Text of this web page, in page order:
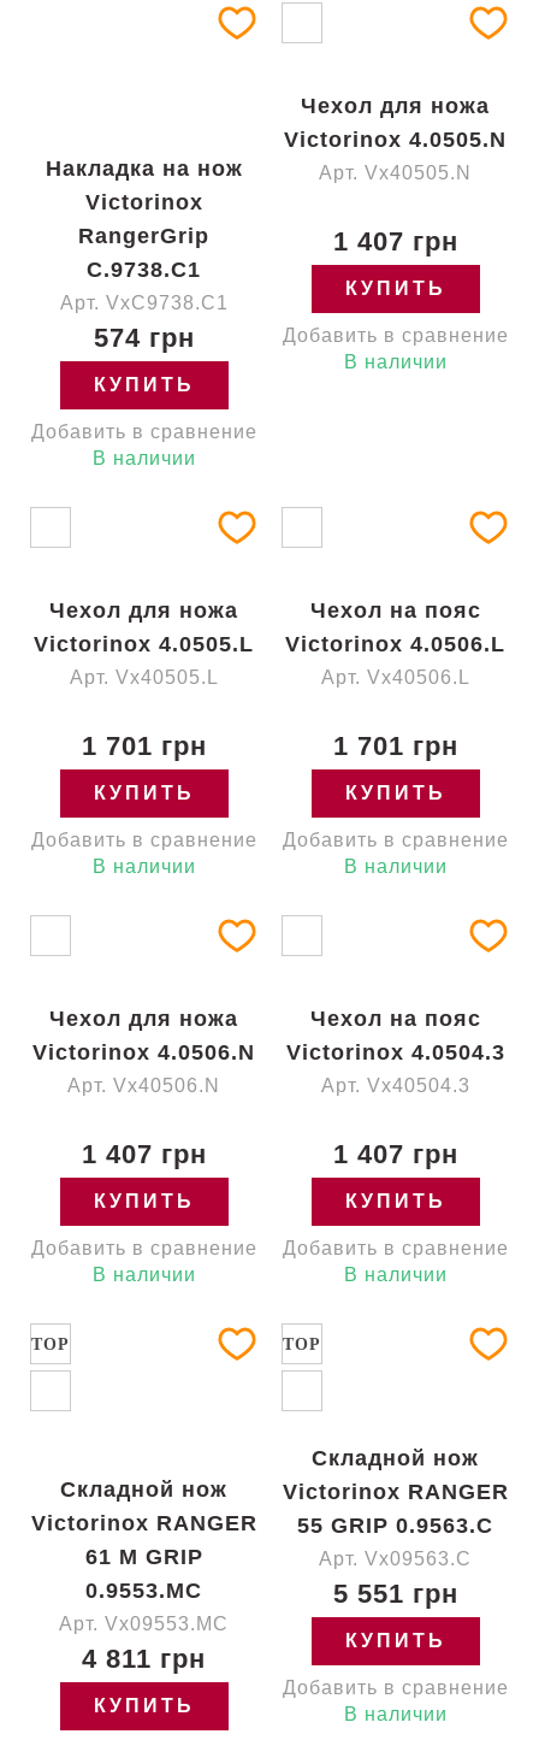
Накладка на нож
Victorinox
RangerGrip
C.9738.C1
Арт. VxC9738.C1
574 грн
КУПИТЬ
Добавить в сравнение
В наличии
Чехол для ножа
Victorinox 4.0505.N
Арт. Vx40505.N
1 407 грн
КУПИТЬ
Добавить в сравнение
В наличии
Чехол для ножа
Victorinox 4.0505.L
Арт. Vx40505.L
1 701 грн
КУПИТЬ
Добавить в сравнение
В наличии
Чехол на пояс
Victorinox 4.0506.L
Арт. Vx40506.L
1 701 грн
КУПИТЬ
Добавить в сравнение
В наличии
Чехол для ножа
Victorinox 4.0506.N
Арт. Vx40506.N
1 407 грн
КУПИТЬ
Добавить в сравнение
В наличии
Чехол на пояс
Victorinox 4.0504.3
Арт. Vx40504.3
1 407 грн
КУПИТЬ
Добавить в сравнение
В наличии
TOP
Складной нож
Victorinox RANGER
61 M GRIP
0.9553.MC
Арт. Vx09553.MC
4 811 грн
КУПИТЬ
TOP
Складной нож
Victorinox RANGER
55 GRIP 0.9563.C
Арт. Vx09563.C
5 551 грн
КУПИТЬ
Добавить в сравнение
В наличии